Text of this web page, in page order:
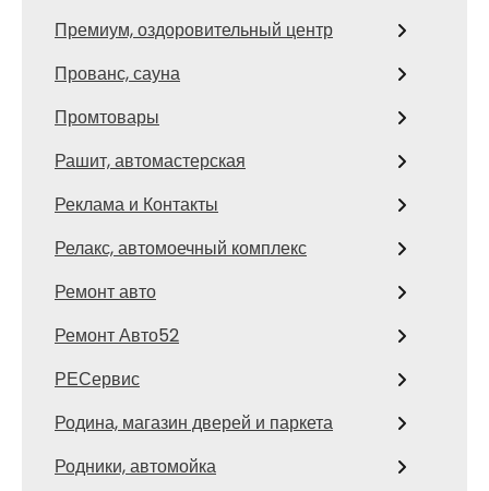
Премиум, оздоровительный центр
Прованс, сауна
Промтовары
Рашит, автомастерская
Реклама и Контакты
Релакс, автомоечный комплекс
Ремонт авто
Ремонт Авто52
РЕСервис
Родина, магазин дверей и паркета
Родники, автомойка